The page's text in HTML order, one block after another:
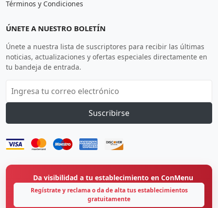
Términos y Condiciones
ÚNETE A NUESTRO BOLETÍN
Únete a nuestra lista de suscriptores para recibir las últimas
noticias, actualizaciones y ofertas especiales directamente en
tu bandeja de entrada.
Suscribirse
Da visibilidad a tu establecimiento en ConMenu
Regístrate y reclama o da de alta tus establecimientos
gratuitamente